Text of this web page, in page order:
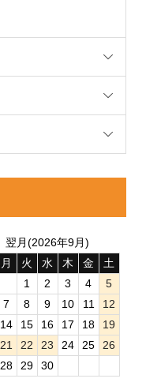
翌月(2026年9月)
月 火 水 木 金
土
1
2 3 4
5
7 8 9 10 11
12
14 15 16 17 18
19
21 22 23 24 25
26
28 29 30